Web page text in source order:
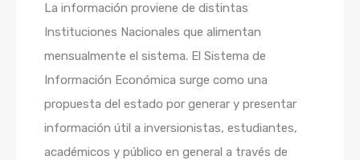
La información proviene de distintas
Instituciones Nacionales que alimentan
mensualmente el sistema. El Sistema de
Información Económica surge como una
propuesta del estado por generar y presentar
información útil a inversionistas, estudiantes,
académicos y público en general a través de